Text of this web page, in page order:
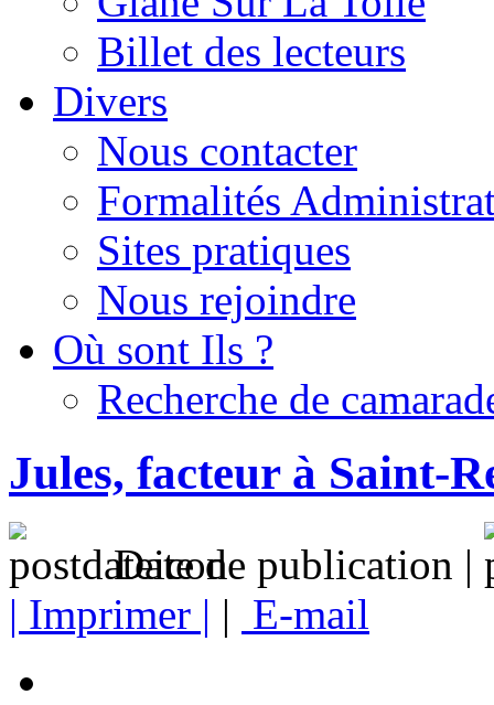
Billet des lecteurs
Divers
Nous contacter
Formalités
Sites pratiques
Nous rejoindre
Où sont Ils ?
Recherche de
Jules, facteur à Saint-
Date de publication |
| Imprimer | | E-mail